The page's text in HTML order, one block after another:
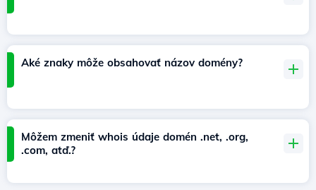
Aké znaky môže obsahovať názov domény?
Môžem zmeniť whois údaje domén .net, .org,
.com, atď.?